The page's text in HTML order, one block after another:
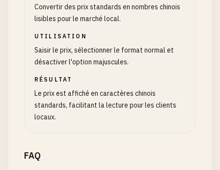
Convertir des prix standards en nombres chinois
lisibles pour le marché local.
UTILISATION
Saisir le prix, sélectionner le format normal et
désactiver l'option majuscules.
RÉSULTAT
Le prix est affiché en caractères chinois
standards, facilitant la lecture pour les clients
locaux.
FAQ